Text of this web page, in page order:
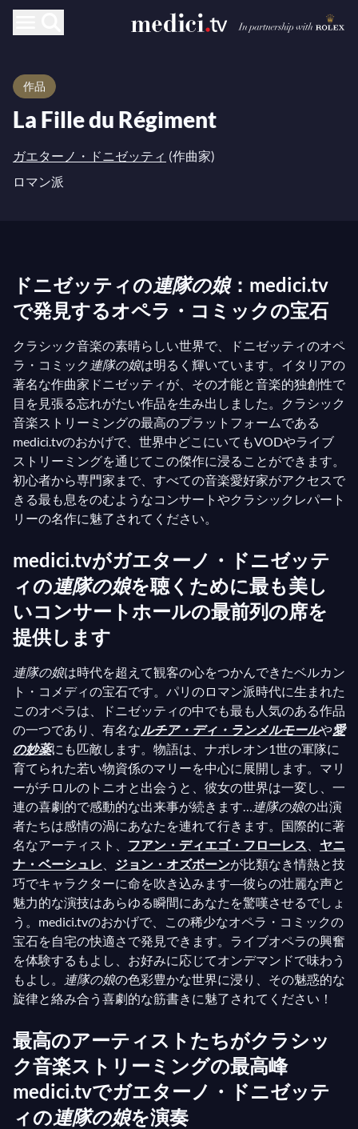
作品
La Fille du Régiment
ガエターノ・ドニゼッティ (作曲家)
ロマン派
ドニゼッティの連隊の娘：medici.tv
で発見するオペラ・コミックの宝石
クラシック音楽の素晴らしい世界で、ドニゼッティのオペ
ラ・コミック 連隊の娘は明るく輝いています。イタリアの
著名な作曲家ドニゼッティが、その才能と音楽的独創性で
目を見張る忘れがたい作品を生み出しました。クラシック
音楽ストリーミングの最高のプラットフォームである
medici.tvのおかげで、世界中どこにいてもVODやライブ
ストリーミングを通じてこの傑作に浸ることができます。
初心者から専門家まで、すべての音楽愛好家がアクセスで
きる最も息をのむようなコンサートやクラシックレパート
リーの名作に魅了されてください。
medici.tvがガエターノ・ドニゼッテ
ィの連隊の娘を聴くために最も美し
いコンサートホールの最前列の席を
提供します
連隊の娘は時代を超えて観客の心をつかんできたベルカン
ト・コメディの宝石です。パリのロマン派時代に生まれた
このオペラは、ドニゼッティの中でも最も人気のある作品
の一つであり、有名なルチア・ディ・ランメルモールや愛
の妙薬にも匹敵します。物語は、ナポレオン1世の軍隊に
育てられた若い物資係のマリーを中心に展開します。マリ
ーがチロルのトニオと出会うと、彼女の世界は一変し、一
連の喜劇的で感動的な出来事が続きます…連隊の娘の出演
者たちは感情の渦にあなたを連れて行きます。国際的に著
名なアーティスト、 フアン・ディエゴ・フローレス
ヤニ
ナ・ベーシュレ
ジョン・オズボーンが比類なき情熱と技
巧でキャラクターに命を吹き込みます―彼らの壮麗な声と
魅力的な演技はあらゆる瞬間にあなたを驚嘆させるでしょ
う。medici.tvのおかげで、この稀少なオペラ・コミックの
宝石を自宅の快適さで発見できます。ライブオペラの興奮
を体験するもよし、お好みに応じてオンデマンドで味わう
もよし。
連隊の娘の色彩豊かな世界に浸り、その魅惑的な
旋律と絡み合う喜劇的な筋書きに魅了されてください！
最高のアーティストたちがクラシッ
ク音楽ストリーミングの最高峰
medici.tvでガエターノ・ドニゼッテ
ィの連隊の娘を演奏